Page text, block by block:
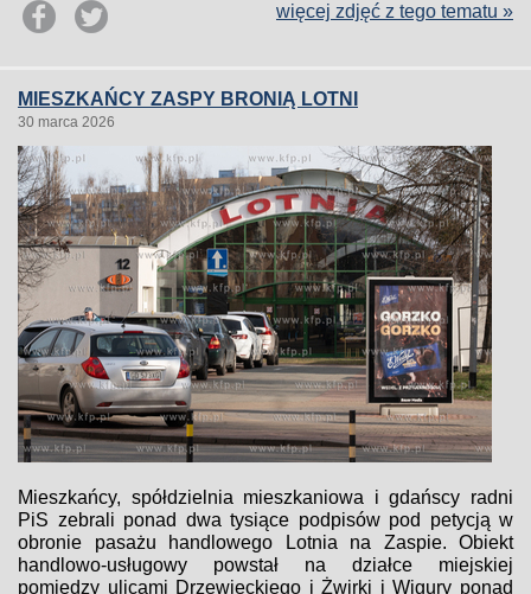
więcej zdjęć z tego tematu »
MIESZKAŃCY ZASPY BRONIĄ LOTNI
30 marca 2026
Mieszkańcy, spółdzielnia mieszkaniowa i gdańscy radni
PiS zebrali ponad dwa tysiące podpisów pod petycją w
obronie pasażu handlowego Lotnia na Zaspie. Obiekt
handlowo-usługowy powstał na działce miejskiej
pomiędzy ulicami Drzewieckiego i Żwirki i Wigury ponad